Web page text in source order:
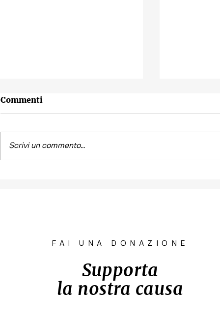
Commenti
Scrivi un commento...
FAI UNA DONAZIONE
Supporta
la nostra causa